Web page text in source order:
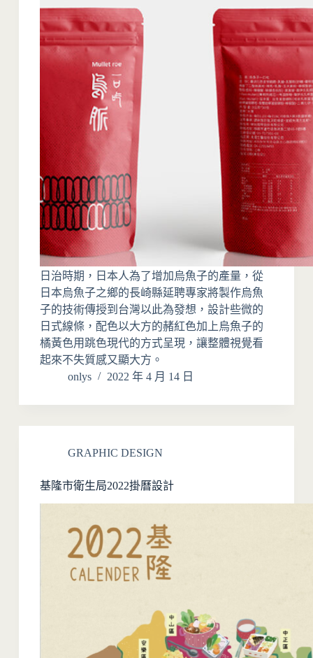
日治時期，日本人為了增加烏魚子的產量，從
日本烏魚子之鄉的長崎縣延聘專家將製作烏魚
子的技術傳授到台灣以此為發想，設計些微的
日式線條，配色以大方的赭紅色加上烏魚子的
橘黃色用跳色現代的方式呈現，讓整體視覺看
起來不失質感又顯大方。
onlys
2022 年 4 月 14 日
GRAPHIC DESIGN
基隆市衛生局2022掛曆設計